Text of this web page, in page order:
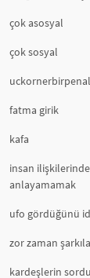
çok asosyal
çok sosyal
fatma girik
kafa
insan
anlayamamak
ufo gördüğünü
zor zaman
kardeşlerin